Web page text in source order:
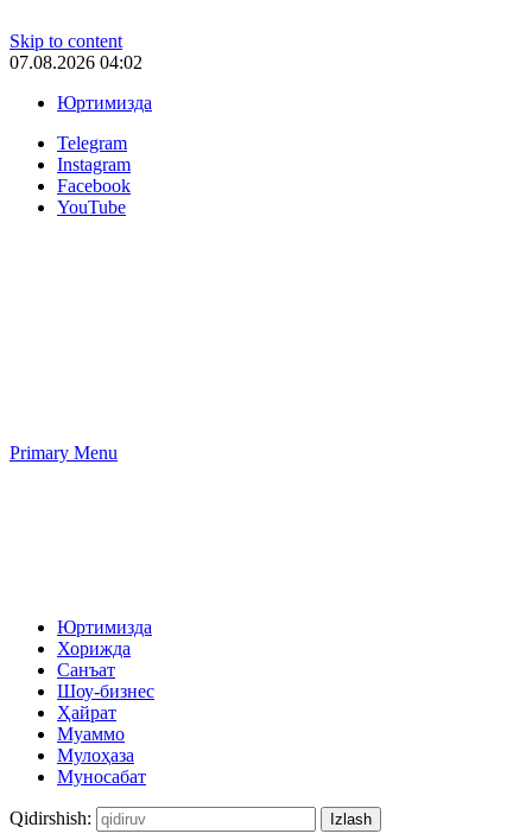
Skip to content
07.08.2026 04:02
Юртимизда
Telegram
Instagram
Facebook
YouTube
Primary Menu
Юртимизда
Хорижда
Санъат
Шоу-бизнес
Ҳайрат
Муаммо
Мулоҳаза
Муносабат
Qidirshish: